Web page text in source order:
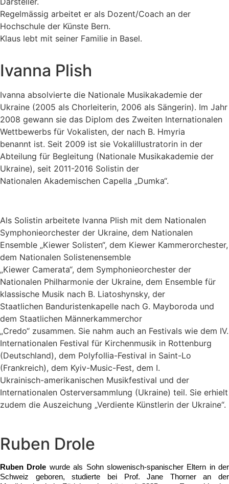
Regelmässig arbeitet er als Dozent/Coach an der
Hochschule der Künste Bern.
Klaus lebt mit seiner Familie in Basel.
Ivanna Plish
Ivanna absolvierte die Nationale Musikakademie der
Ukraine (2005 als Chorleiterin, 2006 als Sängerin). Im Jahr
2008 gewann sie das Diplom des Zweiten Internationalen
Wettbewerbs für Vokalisten, der nach B. Hmyria
benannt ist. Seit 2009 ist sie Vokalillustratorin in der
Abteilung für Begleitung (Nationale Musikakademie der
Ukraine), seit 2011-2016 Solistin der
Nationalen Akademischen Capella „Dumka“.
Als Solistin arbeitete Ivanna Plish mit dem Nationalen
Symphonieorchester der Ukraine, dem Nationalen
Ensemble „Kiewer Solisten“, dem Kiewer Kammerorchester,
dem Nationalen Solistenensemble
„Kiewer Camerata“, dem Symphonieorchester der
Nationalen Philharmonie der Ukraine, dem Ensemble für
klassische Musik nach B. Liatoshynsky, der
Staatlichen Banduristenkapelle nach G. Mayboroda und
dem Staatlichen Männerkammerchor
„Credo“ zusammen. Sie nahm auch an Festivals wie dem IV.
Internationalen Festival für Kirchenmusik in Rottenburg
(Deutschland), dem Polyfollia-Festival in Saint-Lo
(Frankreich), dem Kyiv-Music-Fest, dem I.
Ukrainisch-amerikanischen Musikfestival und der
Internationalen Osterversammlung (Ukraine) teil. Sie erhielt
zudem die Auszeichung „Verdiente Künstlerin der Ukraine“.
Ruben Drole
Ruben Drole wurde als Sohn slowenisch-spanischer Eltern in der
Schweiz geboren, studierte bei Prof. Jane Thorner an der